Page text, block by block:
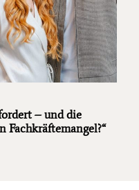
– und die
Fachkräftemangel?“